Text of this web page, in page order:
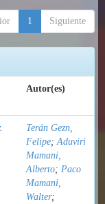
1 Siguiente
Autor(es)
Terán Gezn,
Felipe;Aduviri
Mamani,
Alberto; Paco
Mamani,
Walter;